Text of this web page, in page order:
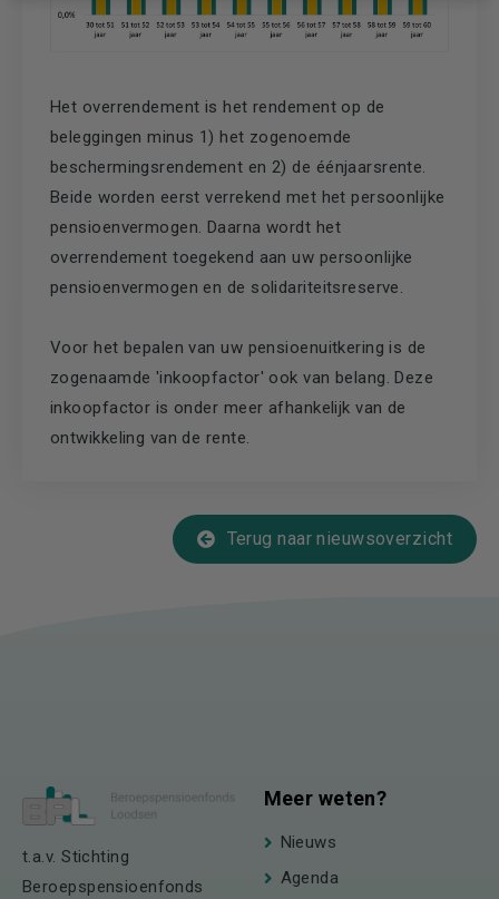
Het overrendement is het rendement op de
beleggingen minus 1) het zogenoemde
beschermingsrendement en 2) de éénjaarsrente.
Beide worden eerst verrekend met het persoonlijke
pensioenvermogen. Daarna wordt het
overrendement toegekend aan uw persoonlijke
pensioenvermogen en de solidariteitsreserve.
Voor het bepalen van uw pensioenuitkering is de
zogenaamde 'inkoopfactor' ook van belang. Deze
inkoopfactor is onder meer afhankelijk van de
ontwikkeling van de rente.
Terug naar nieuwsoverzicht
t.a.v. Stichting
Beroepspensioenfonds
Meer weten?
Nieuws
Agenda